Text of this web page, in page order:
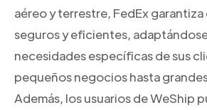
aéreo y terrestre, FedEx
seguros y eficientes,
necesidades específicas de sus
pequeños negocios hasta
Además, los usuarios de WeShip